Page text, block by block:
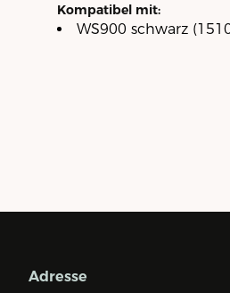
Kompatibel mit:
WS900 schwarz
Adresse